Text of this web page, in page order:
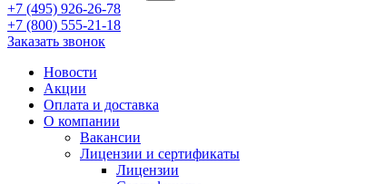
+7 (495) 926-26-78
+7 (800) 555-21-18
Заказать звонок
Новости
Акции
Оплата и доставка
О компании
Вакансии
Лицензии и сертификаты
Лицензии